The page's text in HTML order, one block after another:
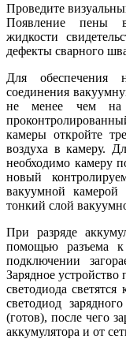
Проведите
Появление пены
жидкости
дефекты сварного
Для обеспечения
соединения
не менее чем на
камеры откройте
воздуха в камеру.
необходимо камеру
новый
вакуумной камерой
тонкий слой
При разряде
помощью разъема к
подключении
Зарядное
светодиода
светодиод
(готов), после чего
аккумулятора и от